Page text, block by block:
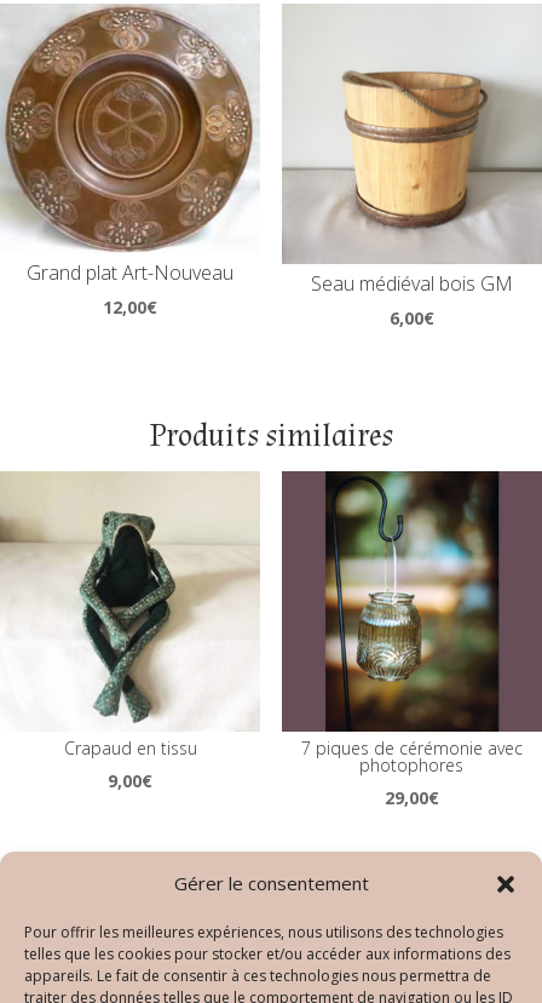
Gérer le consentement
Pour offrir les meilleures expériences, nous utilisons des technologies
telles que les cookies pour stocker et/ou accéder aux informations des
appareils. Le fait de consentir à ces technologies nous permettra de
traiter des données telles que le comportement de navigation ou les ID
Grand plat Art-Nouveau
12,00€
Seau médiéval bois GM
6,00€
Produits similaires
Crapaud en tissu
9,00€
7 piques de cérémonie avec
photophores
29,00€